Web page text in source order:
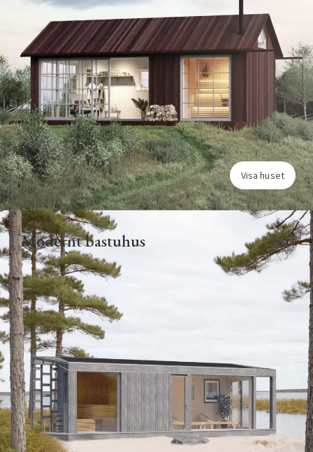
Visa huset
Modernt bastuhus 30